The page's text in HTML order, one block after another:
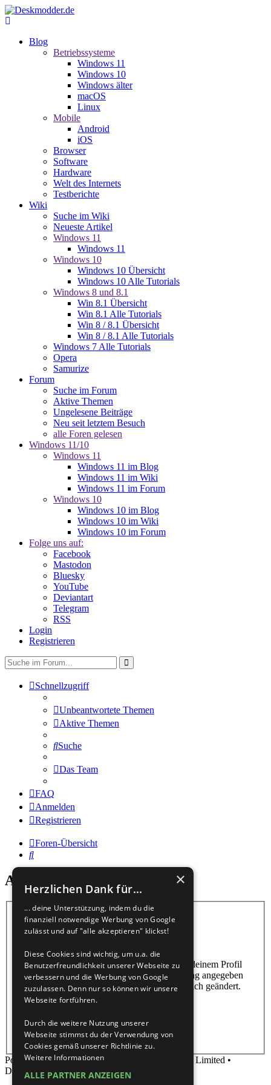
Blog
Betriebssysteme
Windows 11
Windows 10
Windows älter
macOS
Linux
Mobile
Android
iOS
Browser
Software
Hardware
Welt des Internets
Testberichte
Wiki
Suche im Wiki
Neueste Artikel
Windows 11
Windows 11
Windows 10
Windows 10 Übersicht
Windows 10 Alle Tutorials
Windows 8 und 8.1
Win 8.1 Übersicht
Win 8.1 Alle Tutorials
Win 8 / 8.1 Übersicht
Win 8 / 8.1 Alle Tutorials
Windows 7 Alle Tutorials
Opera
Samurize
Forum
Suche im Forum
Aktive Themen
Ungelesene Beiträge
Neu seit letztem Besuch
alle Foren gelesen
Windows 11/10
Windows 11
Windows 11 im Blog
Windows 11 im Wiki
Windows 11 im Forum
Windows 10
Windows 10 im Blog
Windows 10 im Wiki
Windows 10 im Forum
Folge uns auf:
Facebook
Mastodon
Bluesky
YouTube
Deviantart
Telegram
RSS
Login
Registrieren
Schnellzugriff
Unbeantwortete Themen
Aktive Themen
Suche
Das Team
FAQ
Anmelden
Registrieren
Foren-Übersicht
Suche
Aktivierungs-Schlüssel senden
Benutzername:
E-Mail-Adresse:
Du musst die E-Mail-Adresse angeben, die in deinem Profil
hinterlegt ist. Diese hast du bei der Registrierung angegeben
oder nachträglich in deinem persönlichen Bereich geändert.
Powered by phpBB® Forum Software © phpBB Limited •
Deutsche Übersetzung durchphpBB.de
×
Herzlichen Dank für...
... deine Unterstützung, indem du die
finanziell notwendige Werbung von Google
zulässt und auf "alle akzeptieren" klickst!
Diese Cookies sind wichtig, um u.a. die
Benutzerfreundlichkeit unserer Webseite zu
verbessern und die Werbung von Google
zuzulassen. Denn nur so können wir unsere
Webseite fortführen.
Durch die weitere Nutzung unserer
Webseite stimmst du der Verwendung von
Cookies gemäß unserer Richtlinie zu.
Weitere Informationen
ALLE PARTNER ANZEIGEN